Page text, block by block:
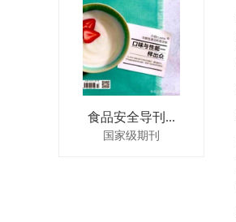
食品安全导刊...
国家级期刊